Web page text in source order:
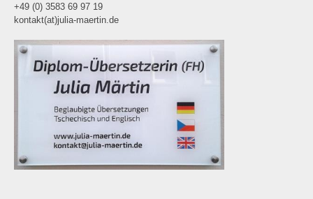
+49 (0) 3583 69 97 19
kontakt(at)julia-maertin.de